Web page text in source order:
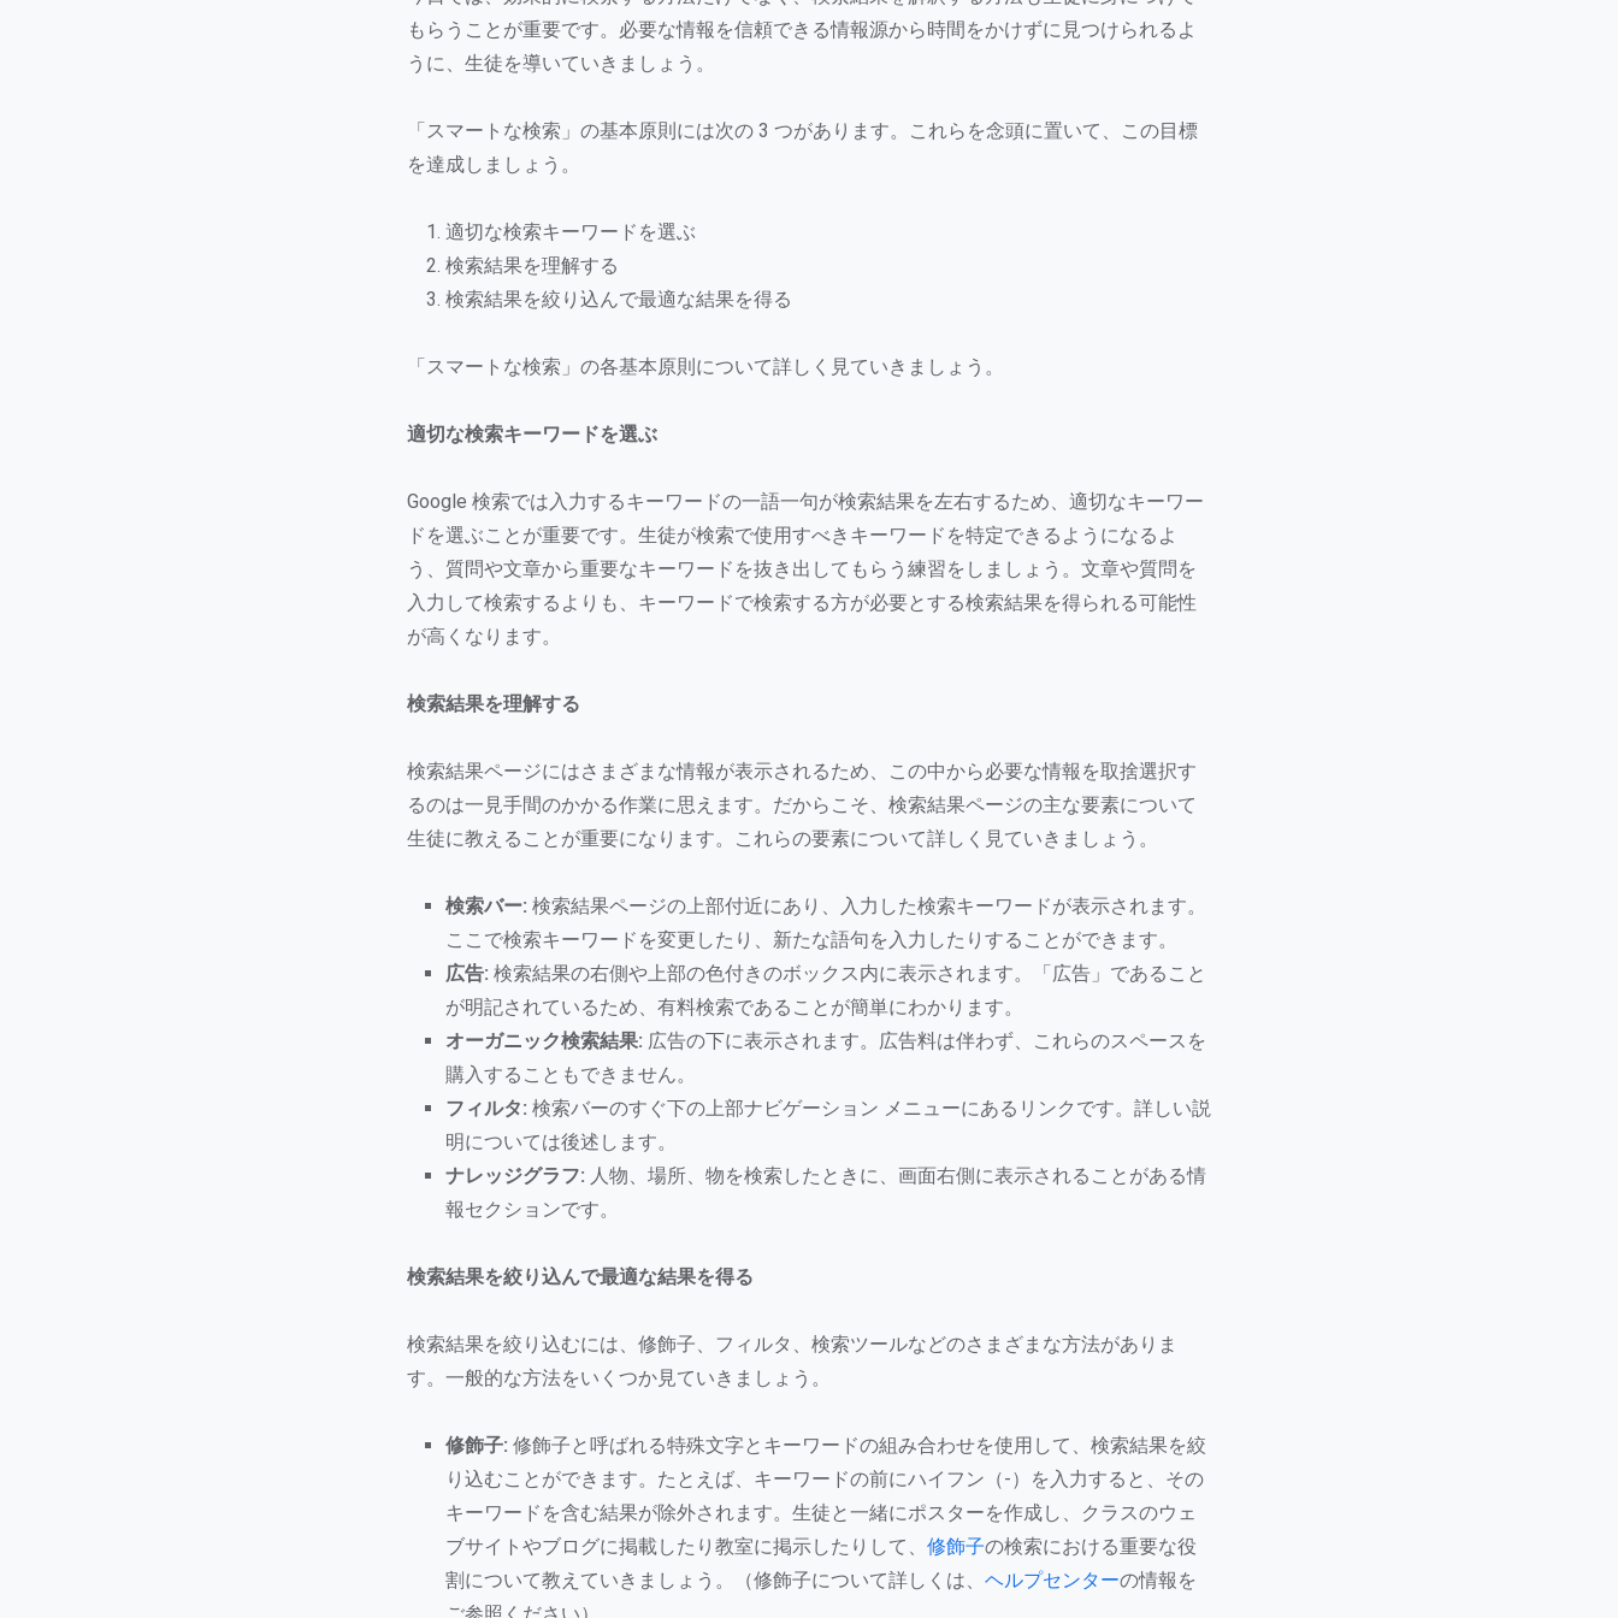
もらうことが重要です。必要な情報を信頼できる情報源から時間をかけずに見つけられるよ
うに、生徒を導いていきましょう。
「スマートな検索」の基本原則には次の 3 つがあります。これらを念頭に置いて、この目標
を達成しましょう。
適切な検索キーワードを選ぶ
検索結果を理解する
検索結果を絞り込んで最適な結果を得る
「スマートな検索」の各基本原則について詳しく見ていきましょう。
適切な検索キーワードを選ぶ
Google 検索では入力するキーワードの一語一句が検索結果を左右するため、適切なキーワー
ドを選ぶことが重要です。生徒が検索で使用すべきキーワードを特定できるようになるよ
う、質問や文章から重要なキーワードを抜き出してもらう練習をしましょう。文章や質問を
入力して検索するよりも、キーワードで検索する方が必要とする検索結果を得られる可能性
が高くなります。
検索結果を理解する
検索結果ページにはさまざまな情報が表示されるため、この中から必要な情報を取捨選択す
るのは一見手間のかかる作業に思えます。だからこそ、検索結果ページの主な要素について
生徒に教えることが重要になります。これらの要素について詳しく見ていきましょう。
検索バー: 検索結果ページの上部付近にあり、入力した検索キーワードが表示されます。
ここで検索キーワードを変更したり、新たな語句を入力したりすることができます。
広告: 検索結果の右側や上部の色付きのボックス内に表示されます。「広告」であること
が明記されているため、有料検索であることが簡単にわかります。
オーガニック検索結果: 広告の下に表示されます。広告料は伴わず、これらのスペースを
購入することもできません。
フィルタ: 検索バーのすぐ下の上部ナビゲーション メニューにあるリンクです。詳しい説
明については後述します。
ナレッジグラフ: 人物、場所、物を検索したときに、画面右側に表示されることがある情
報セクションです。
検索結果を絞り込んで最適な結果を得る
検索結果を絞り込むには、修飾子、フィルタ、検索ツールなどのさまざまな方法がありま
す。一般的な方法をいくつか見ていきましょう。
修飾子: 修飾子と呼ばれる特殊文字とキーワードの組み合わせを使用して、検索結果を絞
り込むことができます。たとえば、キーワードの前にハイフン（-）を入力すると、その
キーワードを含む結果が除外されます。生徒と一緒にポスターを作成し、クラスのウェ
ブサイトやブログに掲載したり教室に掲示したりして、 修飾子の検索における重要な役
割について教えていきましょう。（修飾子について詳しくは、 ヘルプセンターの情報を